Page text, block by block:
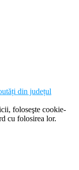
din județul
foloseşte cookie-
cu folosirea lor.